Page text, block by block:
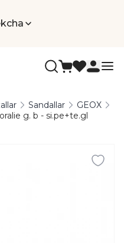
Sandallar
GEOX
g. b - si.pe+te.gl